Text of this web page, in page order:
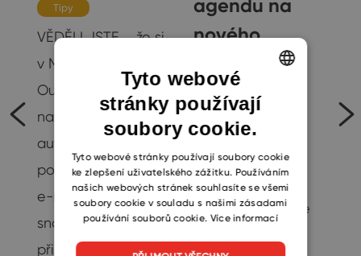
Tipy
VĚDĚLI JSTE,... že si
v Microsoft
Outlooku můžete
nastavit
automatický
podpis pro odchozí
e-maily? Podpis
snadno
přizpůsobíte vaší
agendu na
nového
pomocí CRM
systému
Produktivita
Příchod nového
kolegy do firmy je
ENGLISH
CZECH
SLOVAK
Tyto webové
stránky používají
soubory cookie.
Tyto webové stránky používají soubory cookie
ke zlepšení uživatelského zážitku. Používáním
našich webových stránek souhlasíte se všemi
soubory cookie v souladu s našimi zásadami
používání souborů cookie. Více informací